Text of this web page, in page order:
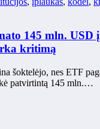
145 mln. USD
kritimą
šoktelėjo, nes ETF
patvirtintą 145 mln.…